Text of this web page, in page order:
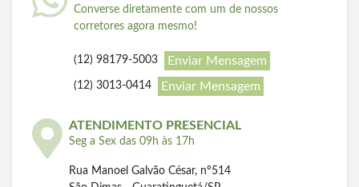
Converse diretamente com um de nossos
corretores agora mesmo!
(12) 98179-5003 Enviar Mensagem
(12) 3013-0414 Enviar Mensagem
ATENDIMENTO PRESENCIAL
Seg a Sex das 09h às 17h
Rua Manoel Galvão César, nº514